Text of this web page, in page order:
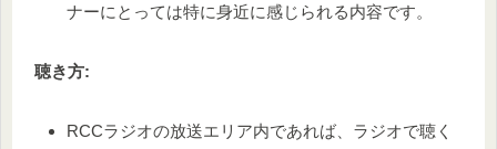
ナーにとっては特に身近に感じられる内容です。
聴き方:
RCCラジオの放送エリア内であれば、ラジオで聴く